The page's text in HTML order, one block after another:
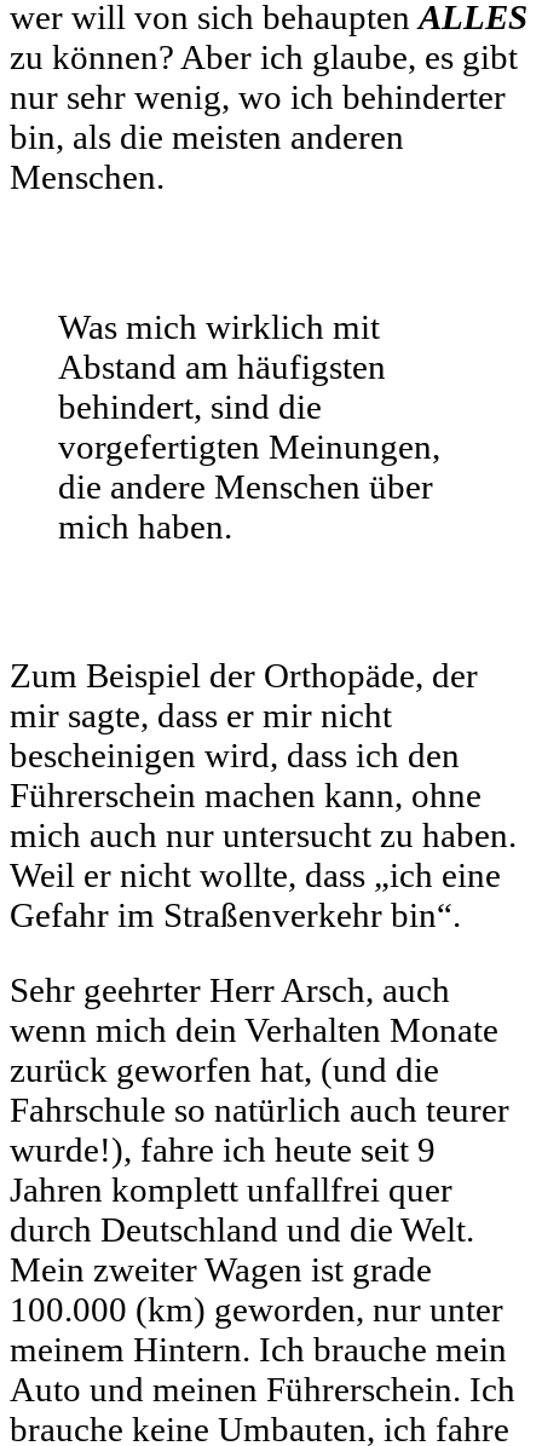
wer will von sich behauptenALLES
zu können? Aber ich glaube, es gibt
nur sehr wenig, wo ich behinderter
bin, als die meisten anderen
Menschen.
Was mich wirklich mit
Abstand am häufigsten
behindert, sind die
vorgefertigten Meinungen,
die andere Menschen über
mich haben.
Zum Beispiel der Orthopäde, der
mir sagte, dass er mir nicht
bescheinigen wird, dass ich den
Führerschein machen kann, ohne
mich auch nur untersucht zu haben.
Weil er nicht wollte, dass „ich eine
Gefahr im Straßenverkehr bin“.
Sehr geehrter Herr Arsch, auch
wenn mich dein Verhalten Monate
zurück geworfen hat, (und die
Fahrschule so natürlich auch teurer
wurde!), fahre ich heute seit 9
Jahren komplett unfallfrei quer
durch Deutschland und die Welt.
Mein zweiter Wagen ist grade
100.000 (km) geworden, nur unter
meinem Hintern. Ich brauche mein
Auto und meinen Führerschein. Ich
brauche keine Umbauten, ich fahre